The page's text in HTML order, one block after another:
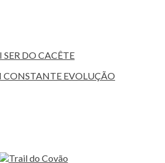
DO CACÊTE
CONSTANTE EVOLUÇÃO